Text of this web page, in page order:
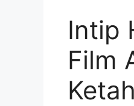
Intip
Film